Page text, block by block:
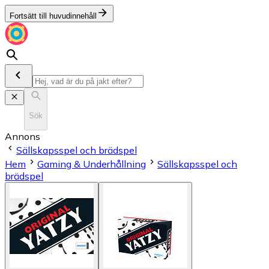
Fortsätt till huvudinnehåll
Sök
Annons
Sällskapsspel och brädspel
Hem
Gaming & Underhållning
Sällskapsspel och
brädspel